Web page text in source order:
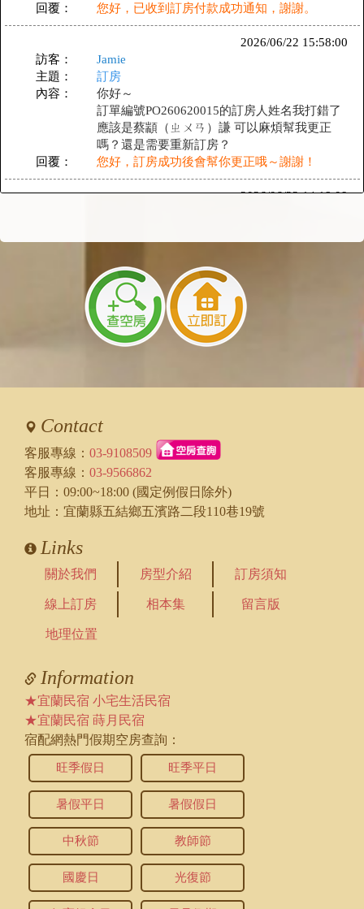
回覆：
您好，已收到訂房付款成功通知，謝謝。
2026/06/22 15:58:00
訪客：
Jamie
主題：
訂房
內容：
你好～
訂單編號PO260620015的訂房人姓名我打錯了
應該是蔡顓（ㄓㄨㄢ）謙 可以麻煩幫我更正
嗎？還是需要重新訂房？
回覆：
您好，訂房成功後會幫你更正哦～謝謝！
2026/06/22 14:18:09
直接在線上訂房即可嗎？
可以的！
2026/06/22 13:48:56
Jamie
六人包棟
您要預訂兩晚是嗎？
訪客：
星星
主題：
12人包棟
內容：
請問12人包棟有幾間房? 預計9/5
四人房兩間
2026-06-01 21:02:09
主題：
包棟
回覆：
您好，請問想訂哪一天呢？可以從線上訂房上
訂～
Contact
客服專線： 03-9108509
客服專線： 03-9566862
平日：09:00~18:00 (國定例假日除外)
地址：宜蘭縣五結鄉五濱路二段110巷19號
Links
關於我們 房型介紹 訂房須知
線上訂房 相本集 留言版
地理位置
Information
★宜蘭民宿 小宅生活民宿
★宜蘭民宿 蒔月民宿
宿配網熱門假期空房查詢：
旺季假日 旺季平日
暑假平日 暑假假日
中秋節 教師節
國慶日 光復節